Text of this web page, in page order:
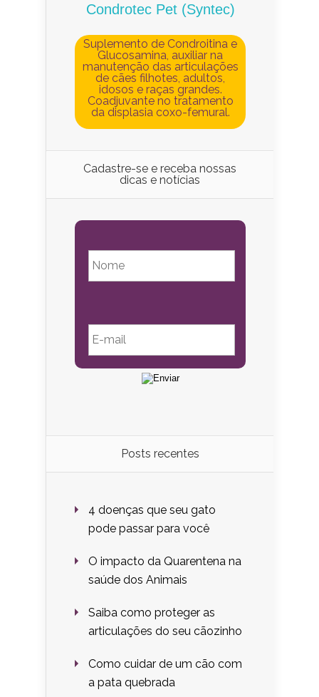
Condrotec Pet (Syntec)
Suplemento de Condroitina e
Glucosamina, auxiliar na
manutenção das articulações
de cães filhotes, adultos,
idosos e raças grandes.
Coadjuvante no tratamento
da displasia coxo-femural.
Cadastre-se e receba nossas
dicas e notícias
Posts recentes
4 doenças que seu gato
pode passar para você
O impacto da Quarentena na
saúde dos Animais
Saiba como proteger as
articulações do seu cãozinho
Como cuidar de um cão com
a pata quebrada